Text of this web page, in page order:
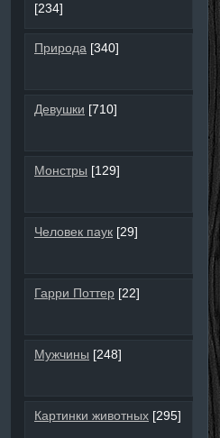
[234]
Природа [340]
Девушки [710]
Монстры [129]
Человек паук [29]
Гарри Поттер [22]
Мужчины [248]
Картинки животных [295]